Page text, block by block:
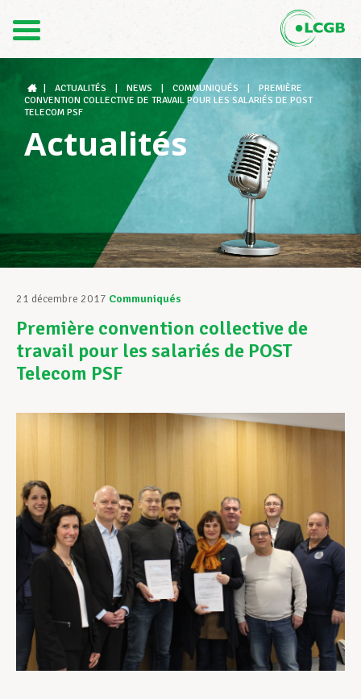
DE
Le LCGB
Structures syndicales
Assistance au Travail
Vos droits
Devenir Membre
Actualités
ACTUALITÉS NEWS COMMUNIQUÉS
PREMIÈRE
CONVENTION COLLECTIVE DE TRAVAIL POUR LES SALARIÉS DE POST
TELECOM PSF
Actualités
21 décembre 2017 Communiqués
Première convention collective de
travail pour les salariés de POST
Telecom PSF